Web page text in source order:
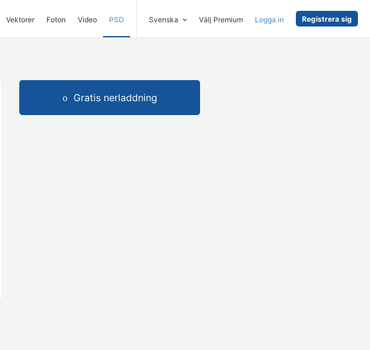
Vektorer Foton Video PSD Svenska Välj Premium Logga in Registrera sig
Gratis nerladdning